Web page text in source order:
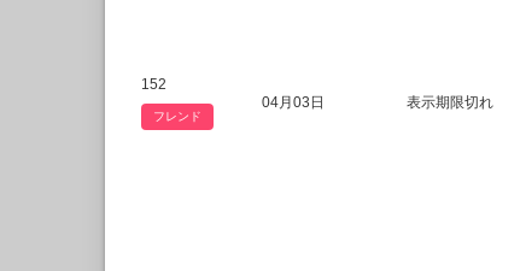
152
フレンド
04月03日 表示期限切れ